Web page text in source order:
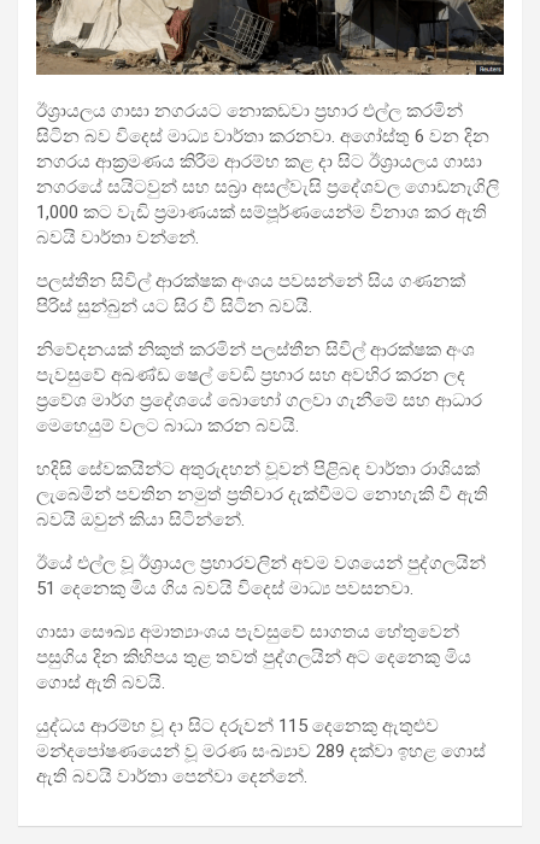
ඊශ්‍රායලය ගාසා නගරයට නොකඩවා ප්‍රහාර එල්ල කරමින්
සිටින බව විදෙස් මාධ්‍ය වාර්තා කරනවා. අගෝස්තු 6 වන දින
නගරය ආක්‍රමණය කිරීම ආරම්භ කළ දා සිට ඊශ්‍රායලය ගාසා
නගරයේ සයිටවුන් සහ සබ්‍රා අසල්වැසි ප්‍රදේශවල ගොඩනැගිලි
1,000 කට වැඩි ප්‍රමාණයක් සම්පූර්ණයෙන්ම විනාශ කර ඇති
බවයි වාර්තා වන්නේ.
පලස්තීන සිවිල් ආරක්ෂක අංශය පවසන්නේ සිය ගණනක්
පිරිස් සුන්බුන් යට සිර වී සිටින බවයි.
නිවේදනයක් නිකුත් කරමින් පලස්තීන සිවිල් ආරක්ෂක අංශ
පැවසුවේ අඛණ්ඩ ෂෙල් වෙඩි ප්‍රහාර සහ අවහිර කරන ලද
ප්‍රවේශ මාර්ග ප්‍රදේශයේ බොහෝ ගලවා ගැනීමේ සහ ආධාර
මෙහෙයුම් වලට බාධා කරන බවයි.
හදිසි සේවකයින්ට අතුරුදහන් වූවන් පිළිබඳ වාර්තා රාශියක්
ලැබෙමින් පවතින නමුත් ප්‍රතිචාර දැක්වීමට නොහැකි වී ඇති
බවයි ඔවුන් කියා සිටින්නේ.
ඊයේ එල්ල වූ ඊශ්‍රායල ප්‍රහාරවලින් අවම වශයෙන් පුද්ගලයින්
51 දෙනෙකු මිය ගිය බවයි විදෙස් මාධ්‍ය පවසනවා.
ගාසා සෞඛ්‍ය අමාත්‍යාංශය පැවසුවේ සාගතය හේතුවෙන්
පසුගිය දින කිහිපය තුළ තවත් පුද්ගලයින් අට දෙනෙකු මිය
ගොස් ඇති බවයි.
යුද්ධය ආරම්භ වූ දා සිට දරුවන් 115 දෙනෙකු ඇතුළුව
මන්දපෝෂණයෙන් වූ මරණ සංඛ්‍යාව 289 දක්වා ඉහළ ගොස්
ඇති බවයි වාර්තා පෙන්වා දෙන්නේ.